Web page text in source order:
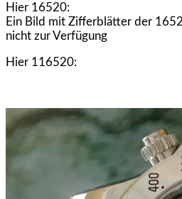
Hier 16520:
Ein Bild mit Zifferblätter der
nicht zur Verfügung
Hier 116520: